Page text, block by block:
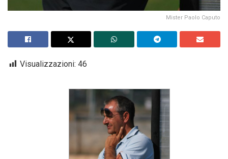
Mister Paolo Caputo
Visualizzazioni: 46